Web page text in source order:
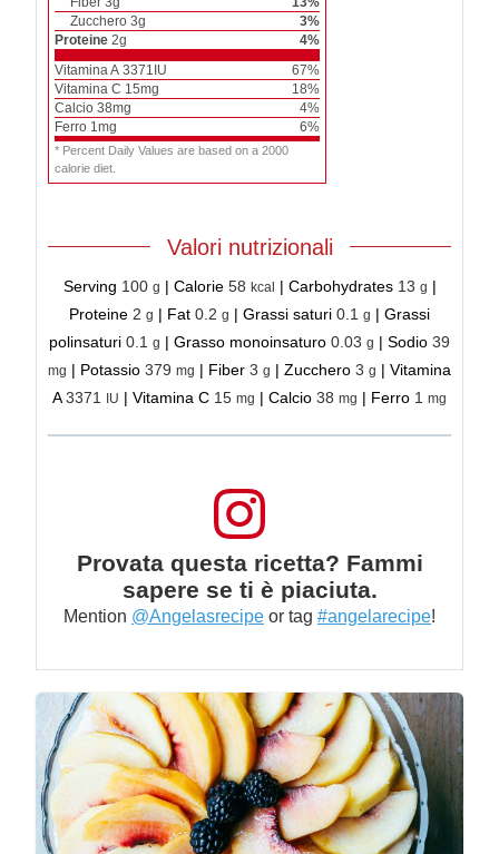
Zucchero 3g 3%
Proteine 2g 4%
Vitamina A 3371 IU 67%
Vitamina C 15mg 18%
Calcio 38mg 4%
Ferro 1 mg 6%
* Percent Daily Values are based on a 2000
calorie diet.
Valori nutrizionali
Serving 100 g | Calorie 58 kcal | Carbohydrates 13 g |
Proteine 2 g | Fat 0.2 g | Grassi saturi 0.1 g | Grassi
polinsaturi 0.1 g | Grasso monoinsaturo 0.03 g | Sodio 39
mg | Potassio 379 mg | Fiber 3 g | Zucchero 3 g | Vitamina
A3371 IU | Vitamina C 15 mg | Calcio 38 mg | Ferro 1 mg
Provata questa ricetta? Fammi
sapere se ti è piaciuta.
Mention @Angelasrecipe or tag #angelarecipe!